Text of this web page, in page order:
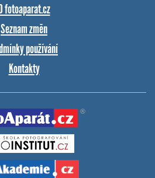
fotoaparat.cz
Seznam změn
používání
Kontakty